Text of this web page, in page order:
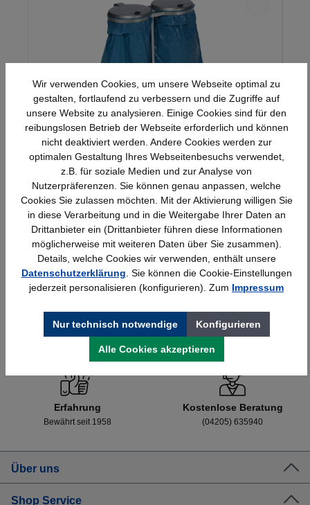
Fahrbarer Doppel-Abfallsammler
251,09 €* Details
Schnelle Lieferung Topmarken
Erfahrung
Bewährt seit 1958
Kostenlose Beratung
(04205) 635940
Über uns
Shop Service
Wir verwenden Cookies, um unsere Webseite optimal zu
gestalten, fortlaufend zu verbessern und die Zugriffe auf
unsere Website zu analysieren. Einige Cookies sind für den
reibungslosen Betrieb der Webseite erforderlich und können
nicht deaktiviert werden. Andere Cookies werden zur
optimalen Gestaltung Ihres Webseitenbesuchs verwendet,
z.B. für soziale Medien und zur Analyse von
Nutzerpräferenzen. Sie können genau anpassen, welche
Cookies Sie zulassen möchten. Mit der Aktivierung willigen Sie
in diese Verarbeitung und in die Weitergabe Ihrer Daten an
Drittanbieter ein (Drittanbieter führen diese Informationen
möglicherweise mit weiteren Daten über Sie zusammen).
Details, welche Cookies wir verwenden, enthält unsere
Datenschutzerklärung . Sie können die Cookie-Einstellungen
jederzeit personalisieren (konfigurieren). Zum Impressum
Nur technisch notwendige Konfigurieren
Alle Cookies akzeptieren